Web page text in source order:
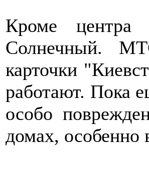
Кроме
Солнечный.
карточки
работают. Пока
особо
домах, особенно